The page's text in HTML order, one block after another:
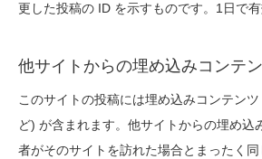
更した投稿の ID を示すものです。1日で有
他サイトからの埋め込みコンテ
このサイトの投稿には埋め込みコンテン
ど) が含まれます。他サイトからの埋め込
者がそのサイトを訪れた場合とまったく